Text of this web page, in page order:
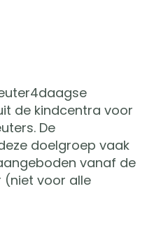
de kindcentra voor
De
doelgroep vaak
vanaf de
voor alle